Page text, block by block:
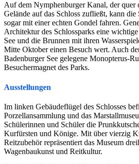
Auf dem Nymphenburger Kanal, der quer
Gelände auf das Schloss zufließt, kann
sogar mit einer echten Gondel fahren.
Architektur des Schlossparks eine
See und die Brunnen mit ihren
Mitte Oktober einen Besuch wert. Auch
Badenburger See gelegene Monopterus-
Besuchermagnet des Parks.
Ausstellungen
Im linken Gebäudeflügel des Schlosses
Porzellansammlung und das
Schülerinnen und Schüler die
Kurfürsten und Könige. Mit über vierzig
Reitzubehör repräsentiert das Museum
Wagenbaukunst und Reitkultur.